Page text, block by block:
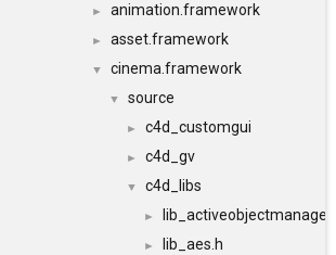
► animation.framework
► asset.framework
▼ cinema.framework
▼ source
► c4d_customgui
► c4d_gv
▼ c4d_libs
► lib_activeobjectmanager.h
► lib_aes.h